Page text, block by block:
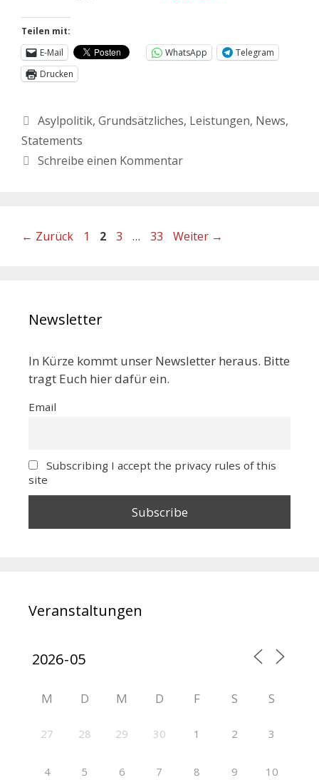
Teilen mit:
E-Mail
WhatsApp
Telegram
Drucken
Asylpolitik, Grundsätzliches, Leistungen, News,
Statements
Schreibe einen Kommentar
← Zurück 1 2 3 … 33 Weiter →
Newsletter
In Kürze kommt unser Newsletter heraus. Bitte
tragt Euch hier dafür ein.
Email
Subscribing I accept the privacy rules of this
site
Veranstaltungen
M D M D F S S
27 28 29 30 1 2 3
4 5 6 7 8 9 10